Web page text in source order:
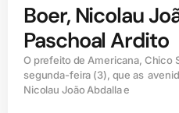
Boer, Nicolau
Paschoal Ardito
O prefeito de Americana, Chico
segunda-feira (3), que as
Nicolau João Abdalla e